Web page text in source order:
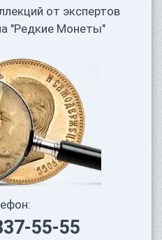
от экспертов
"Редкие Монеты"
55-55